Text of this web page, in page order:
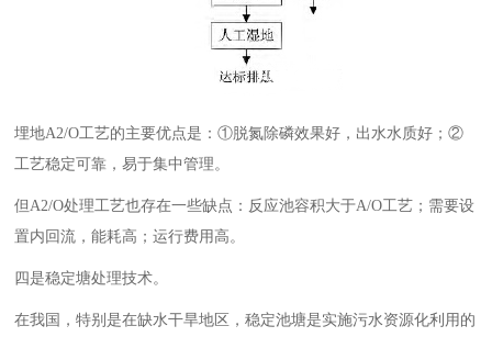
埋地A2/O工艺的主要优点是：①脱氮除磷效果好，出水水质好；②
工艺稳定可靠，易于集中管理。
但A2/O处理工艺也存在一些缺点：反应池容积大于A/O工艺；需要设
置内回流，能耗高；运行费用高。
四是稳定塘处理技术。
在我国，特别是在缺水干旱地区，稳定池塘是实施污水资源化利用的